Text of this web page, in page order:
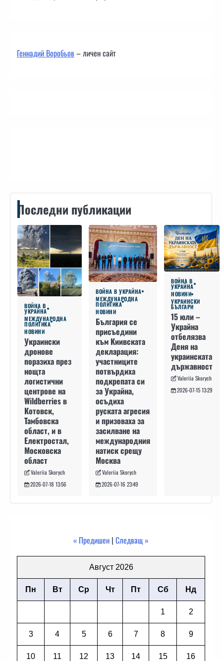
Геннадий Воробьов– личен сайт
Последни публикации
ВОЙНА В
УКРАЙНА
МЕЖДУНАРОДНА
ПОЛИТИКА
НОВИНИ
Украински
дронове
поразиха през
нощта
логистични
центрове на
Wildberries в
Котовск,
Тамбовска
област, и в
Електростал,
Московска
област
Valeriia Skorych
2026-07-18 13:56
ВОЙНА В УКРАЙНА
МЕЖДУНАРОДНА
ПОЛИТИКА
НОВИНИ
България се
присъедини
към Киивската
декларация:
участниците
потвърдиха
подкрепата си
за Украйна,
осъдиха
руската агресия
и призоваха за
засилване на
международния
натиск срещу
Москва
Valeriia Skorych
2026-07-16 23:49
ВОЙНА В
УКРАЙНА
НОВИНИ
УКРАИНСКИ
БЪЛГАРИ
15 юли –
Украйна
отбелязва
Деня на
украинската
държавност
Valeriia Skorych
2026-07-15 13:29
« Предишен | Следващ »
Август 2026
Пн Вт Ср Чт Пт Сб Нд
1 2
3 4 5 6 7 8 9
10 11 12 13 14 15 16